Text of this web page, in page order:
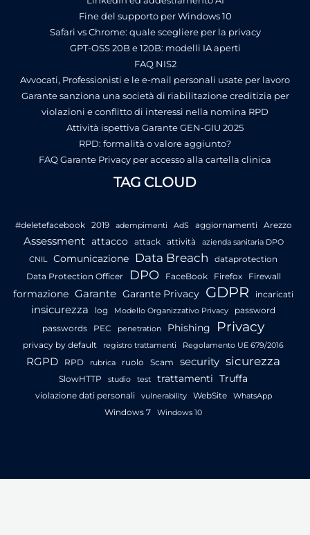
Fine del supporto per Windows 10
Safari vs Chrome: quale scegliere per la privacy
GPT-OSS 20B e 120B: modelli IA aperti
FAQ NIS2
Avvocati, Professionisti e le e-mail personali usate per lavoro
Garante sanziona una società di riabilitazione creditizia per
violazioni e conflitto di interessi nella nomina RPD
Attività ispettiva Garante GEN-GIU 2025
RPD: formalità o valore aggiunto?
FAQ Garante Privacy per accesso alla cartella clinica
TAG CLOUD
#deletefacebook 2019 adempimenti AdS aggiornamenti Arezzo
Assessment attacco attack attività
azienda sanitaria DPO
CNIL
Comunicazione Data Breach
dataprotection
Data Protection Officer
DPO FaceBook Firefox Firewall
formazione Garante Garante Privacy GDPR incaricati
insicurezza log Modello Organizzativo Privacy
password
passwords
PEC penetration Phishing Privacy
privacy by default registro trattamenti Regolamento UE 679/2016
RGPD RPD rubrica ruolo Scam security sicurezza
SlowHTTP studio test trattamenti Truffa
violazione dati personali vulnerability WebSite WhatsApp
Windows 7 Windows 10